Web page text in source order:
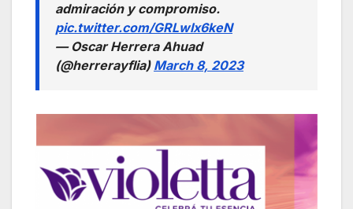
admiración y compromiso.
pic.twitter.com/GRLwIx6keN
— Oscar Herrera Ahuad
(@herrerayflia) March 8, 2023